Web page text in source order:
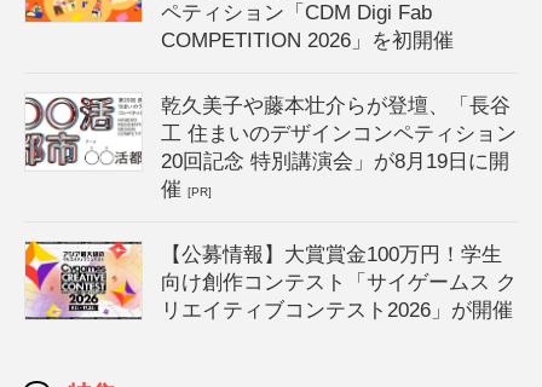
ペティション「CDM Digi Fab
COMPETITION 2026」を初開催
乾久美子や藤本壮介らが登壇、「長谷
工 住まいのデザインコンペティション
20回記念 特別講演会」が8月19日に開
催[PR]
【公募情報】大賞賞金100万円！学生
向け創作コンテスト「サイゲームス ク
リエイティブコンテスト2026」が開催